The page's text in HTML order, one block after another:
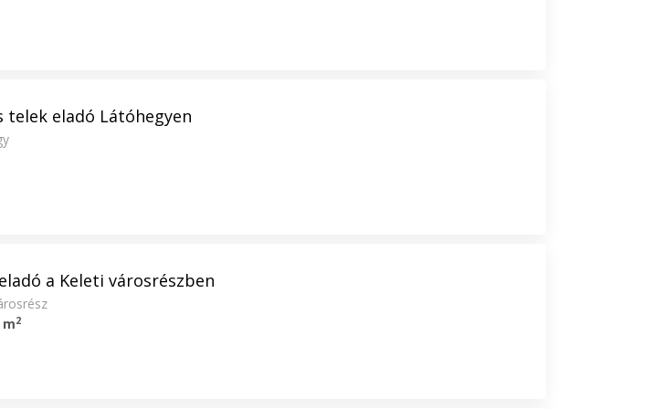
telek eladó Látóhegyen
a Keleti városrészben
m2